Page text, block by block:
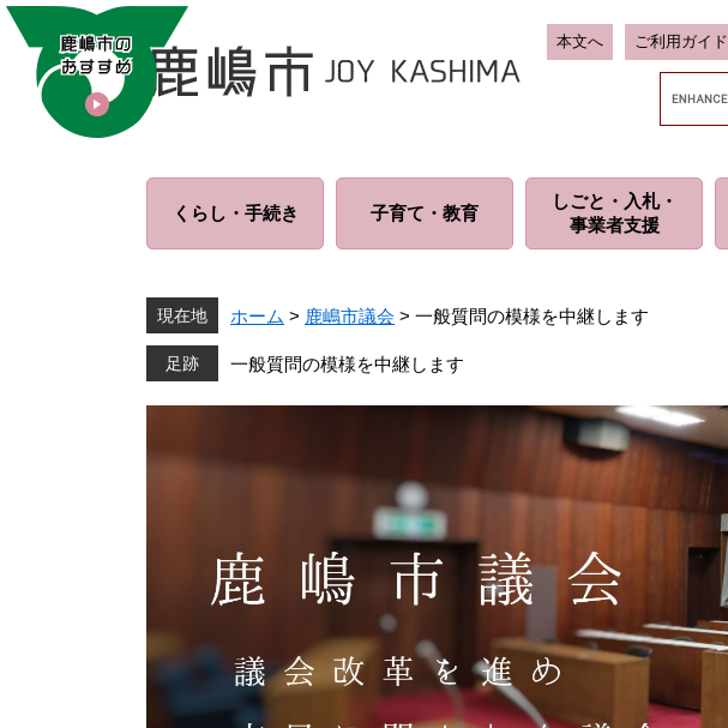
ペ
メ
本文へ ご利用ガイド
くらし・ 手続き 子育て・ 教育
しごと・入札・
事業者支援
現在地 ホーム > 鹿嶋市議会 > 一般質問の模様を中継します
一般質問の模様を中継します